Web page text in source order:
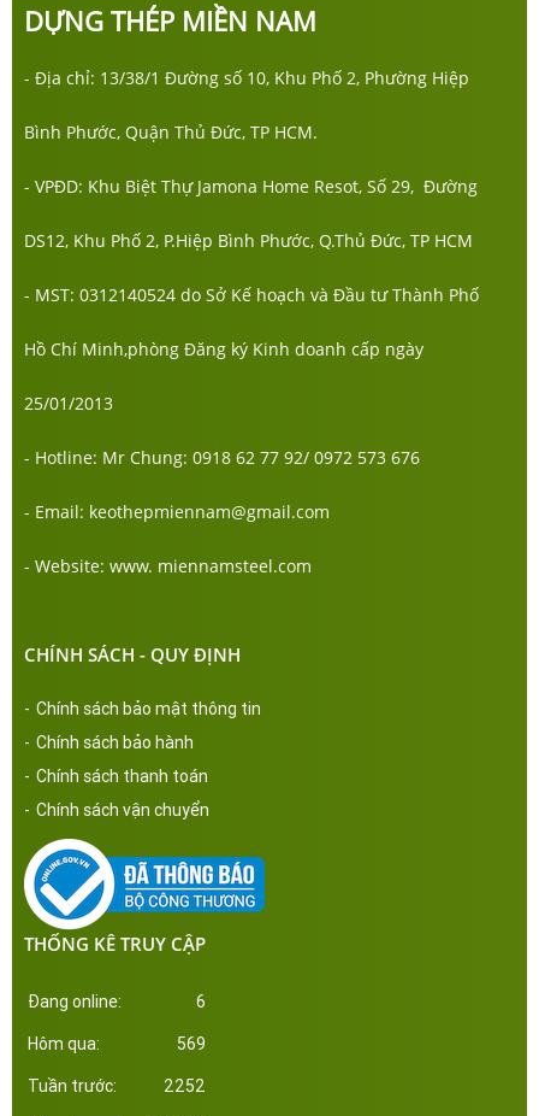
DỰNG THÉP MIỀN NAM
- Địa chỉ: 13/38/1 Đường số 10, Khu Phố 2, Phường Hiệp
Bình Phước, Quận Thủ Đức, TP HCM.
- VPĐD: Khu Biệt Thự Jamona Home Resot, Số 29, Đường
DS12, Khu Phố 2, P.Hiệp Bình Phước, Q.Thủ Đức, TP HCM
- MST: 0312140524 do Sở Kế hoạch và Đầu tư Thành Phố
Hồ Chí Minh,phòng Đăng ký Kinh doanh cấp ngày
25/01/2013
- Hotline: Mr Chung: 0918 62 77 92/ 0972 573 676
- Email: keothepmiennam@gmail.com
- Website: www. miennamsteel.com
CHÍNH SÁCH - QUY ĐỊNH
- Chính sách bảo mật thông tin
- Chính sách bảo hành
- Chính sách thanh toán
- Chính sách vận chuyển
THỐNG KÊ TRUY CẬP
Đang online: 6
Hôm qua: 569
Tuần trước: 2252